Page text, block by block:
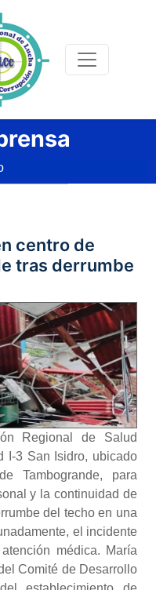
centro de
tras derrumbe
Regional de Salud
I-3 San Isidro, ubicado
Tambogrande, para
y la continuidad de
del techo en una
el incidente
médica. María
Comité de Desarrollo